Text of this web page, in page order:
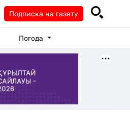
Подписка на газету
Погода